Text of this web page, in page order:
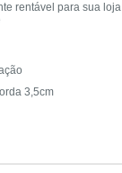
rentável para sua loja
3,5cm